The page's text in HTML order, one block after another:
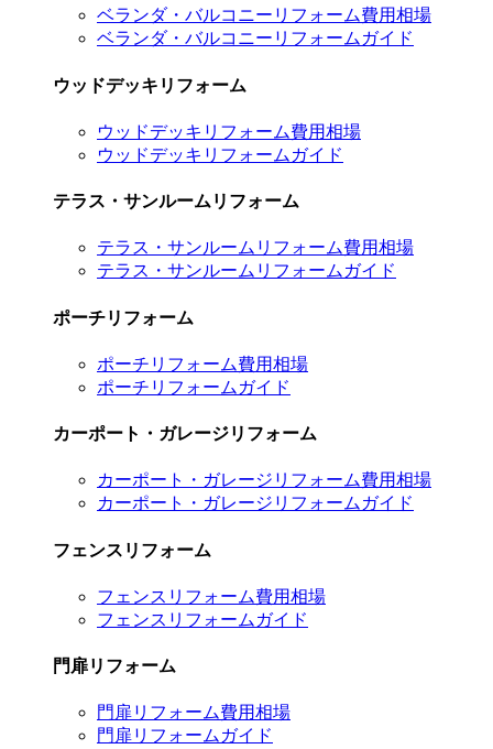
ベランダ・バルコニーリフォーム費用相場
ベランダ・バルコニーリフォームガイド
ウッドデッキリフォーム
ウッドデッキリフォーム費用相場
ウッドデッキリフォームガイド
テラス・サンルームリフォーム
テラス・サンルームリフォーム費用相場
テラス・サンルームリフォームガイド
ポーチリフォーム
ポーチリフォーム費用相場
ポーチリフォームガイド
カーポート・ガレージリフォーム
カーポート・ガレージリフォーム費用相場
カーポート・ガレージリフォームガイド
フェンスリフォーム
フェンスリフォーム費用相場
フェンスリフォームガイド
門扉リフォーム
門扉リフォーム費用相場
門扉リフォームガイド